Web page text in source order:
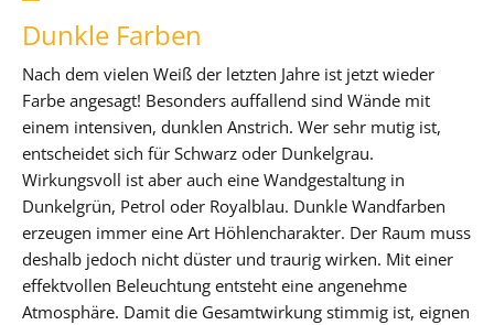
Dunkle Farben
Nach dem vielen Weiß der letzten Jahre ist jetzt wieder
Farbe angesagt! Besonders auffallend sind Wände mit
einem intensiven, dunklen Anstrich. Wer sehr mutig ist,
entscheidet sich für Schwarz oder Dunkelgrau.
Wirkungsvoll ist aber auch eine Wandgestaltung in
Dunkelgrün, Petrol oder Royalblau. Dunkle Wandfarben
erzeugen immer eine Art Höhlencharakter. Der Raum muss
deshalb jedoch nicht düster und traurig wirken. Mit einer
effektvollen Beleuchtung entsteht eine angenehme
Atmosphäre. Damit die Gesamtwirkung stimmig ist, eignen